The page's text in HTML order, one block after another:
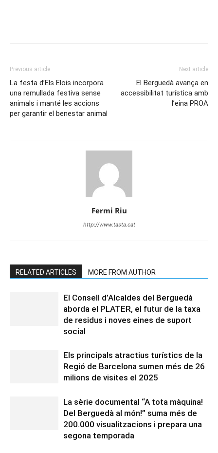
Previous article
La festa d’Els Elois incorpora
una remullada festiva sense
animals i manté les accions
per garantir el benestar animal
Next article
El Berguedà avança en
accessibilitat turística amb
l’eina PROA
Fermi Riu
http://www.tasta.cat
RELATED ARTICLES MORE FROM AUTHOR
El Consell d’Alcaldes del Berguedà
aborda el PLATER, el futur de la taxa
de residus i noves eines de suport
social
Els principals atractius turístics de la
Regió de Barcelona sumen més de 26
milions de visites el 2025
La sèrie documental “A tota màquina!
Del Berguedà al món!” suma més de
200.000 visualitzacions i prepara una
segona temporada